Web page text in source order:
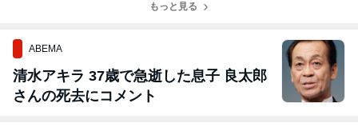
もっと見る
ABEMA
清水アキラ 37歳で急逝した息子 良太郎
さんの死去にコメント